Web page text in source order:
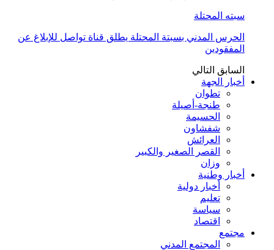
سبته المحتلة
الحرس المدني بسبتة المحتلة يطلق قناة تواصل للإبلاغ عن
المفقودين
السابق التالي
أخبار الجهة
تطوان
طنجة-أصيلة
الحسيمة
شفشاون
العرائش
القصر الصغير والكبير
وزان
أخبار وطنية
أخبار دولية
تعليم
سياسة
اقتصاد
مجتمع
المجتمع المدني